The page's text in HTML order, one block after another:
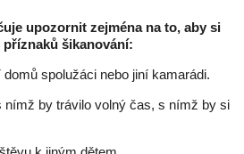
upozornit zejména na to, aby si
šikanování:
spolužáci nebo jiní kamarádi.
nímž by trávilo volný čas, s nímž by si